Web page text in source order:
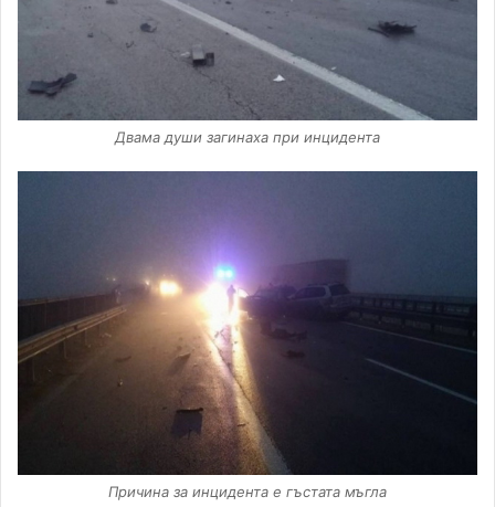
Двама души загинаха при инцидента
Причина за инцидента е гъстата мъгла